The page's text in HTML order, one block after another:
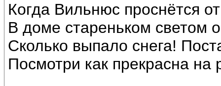
Когда Вильнюс проснётся
В доме стареньком светом
Сколько выпало снега!
Посмотри как прекрасна на